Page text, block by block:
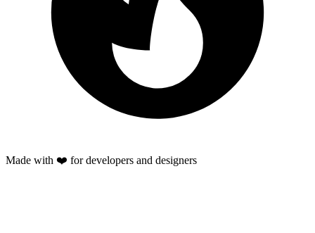
Made with ❤️ for developers and designers